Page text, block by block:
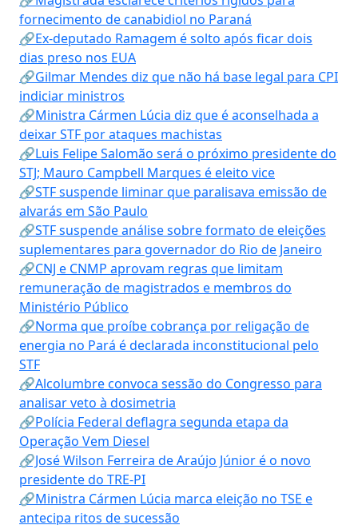
fornecimento de canabidiol no Paraná
🔗Ex-deputado Ramagem é solto após ficar dois
dias preso nos EUA
🔗Gilmar Mendes diz que não há base legal para CPI
indiciar ministros
🔗Ministra Cármen Lúcia diz que é aconselhada a
deixar STF por ataques machistas
🔗Luis Felipe Salomão será o próximo presidente do
STJ; Mauro Campbell Marques é eleito vice
🔗STF suspende liminar que paralisava emissão de
alvarás em São Paulo
🔗STF suspende análise sobre formato de eleições
suplementares para governador do Rio de Janeiro
🔗CNJ e CNMP aprovam regras que limitam
remuneração de magistrados e membros do
Ministério Público
🔗Norma que proíbe cobrança por religação de
energia no Pará é declarada inconstitucional pelo
STF
🔗Alcolumbre convoca sessão do Congresso para
analisar veto à dosimetria
🔗Polícia Federal deflagra segunda etapa da
Operação Vem Diesel
🔗José Wilson Ferreira de Araújo Júnior é o novo
presidente do TRE-PI
🔗Ministra Cármen Lúcia marca eleição no TSE e
antecipa ritos de sucessão